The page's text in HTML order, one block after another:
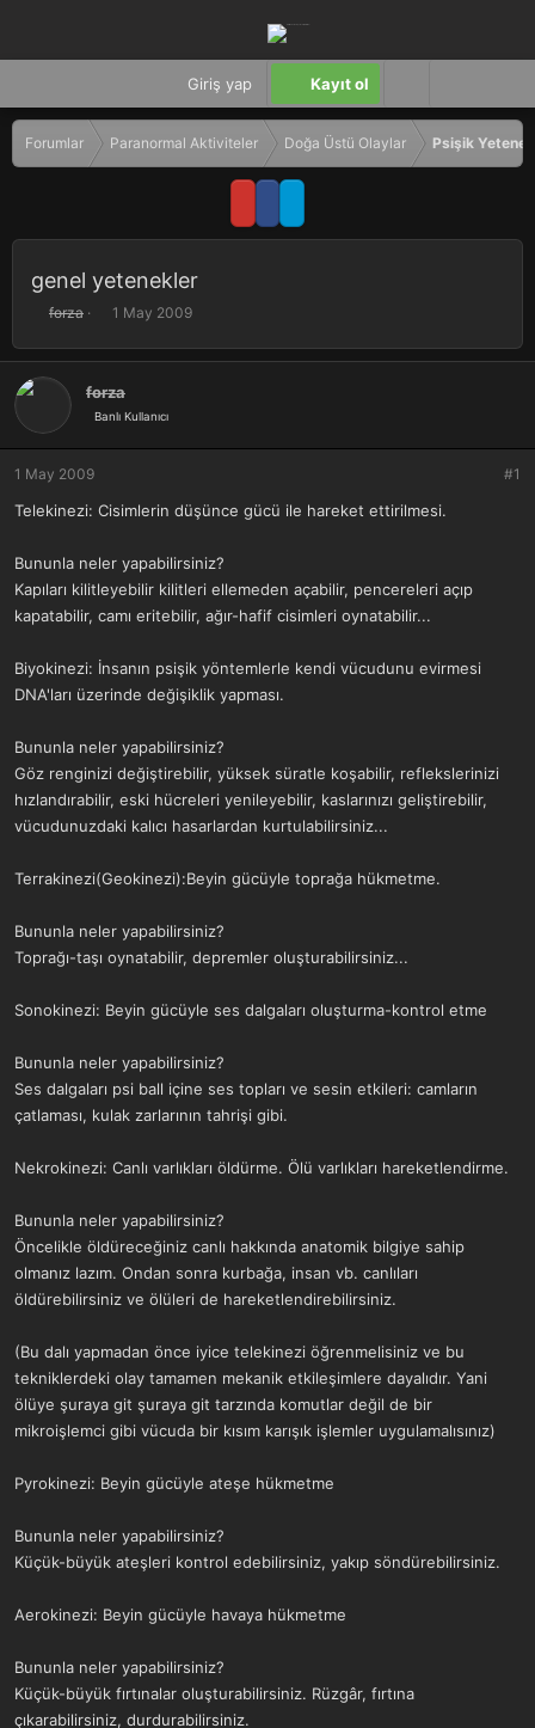
Giriş yap Kayıt ol
Forumlar Paranormal Aktiviteler Doğa Üstü Olaylar Psişik
genel yetenekler
K
n
b
a
ş
t
a
n
forza
B
ş
a
n
t
i
h
i
1 May 2009
forza
Banlı Kullanıcı
1 May 2009 #1
Telekinezi: Cisimlerin düşünce gücü ile hareket ettirilmesi.
Bununla neler yapabilirsiniz?
Kapıları kilitleyebilir kilitleri ellemeden açabilir, pencereleri açıp
kapatabilir, camı eritebilir, ağır-hafif cisimleri oynatabilir...
Biyokinezi: İnsanın psişik yöntemlerle kendi vücudunu evirmesi
DNA'ları üzerinde değişiklik yapması.
Bununla neler yapabilirsiniz?
Göz renginizi değiştirebilir, yüksek süratle koşabilir, reflekslerinizi
hızlandırabilir, eski hücreleri yenileyebilir, kaslarınızı geliştirebilir,
vücudunuzdaki kalıcı hasarlardan kurtulabilirsiniz...
Terrakinezi(Geokinezi):Beyin gücüyle toprağa hükmetme.
Bununla neler yapabilirsiniz?
Toprağı-taşı oynatabilir, depremler oluşturabilirsiniz...
Sonokinezi: Beyin gücüyle ses dalgaları oluşturma-kontrol etme
Bununla neler yapabilirsiniz?
Ses dalgaları psi ball içine ses topları ve sesin etkileri: camların
çatlaması, kulak zarlarının tahrişi gibi.
Nekrokinezi: Canlı varlıkları öldürme. Ölü varlıkları hareketlendirme.
Bununla neler yapabilirsiniz?
Öncelikle öldüreceğiniz canlı hakkında anatomik bilgiye sahip
olmanız lazım. Ondan sonra kurbağa, insan vb. canlıları
öldürebilirsiniz ve ölüleri de hareketlendirebilirsiniz.
(Bu dalı yapmadan önce iyice telekinezi öğrenmelisiniz ve bu
tekniklerdeki olay tamamen mekanik etkileşimlere dayalıdır. Yani
ölüye şuraya git şuraya git tarzında komutlar değil de bir
mikroişlemci gibi vücuda bir kısım karışık işlemler uygulamalısınız)
Pyrokinezi: Beyin gücüyle ateşe hükmetme
Bununla neler yapabilirsiniz?
Küçük-büyük ateşleri kontrol edebilirsiniz, yakıp söndürebilirsiniz.
Aerokinezi: Beyin gücüyle havaya hükmetme
Bununla neler yapabilirsiniz?
Küçük-büyük fırtınalar oluşturabilirsiniz. Rüzgâr, fırtına
çıkarabilirsiniz, durdurabilirsiniz.